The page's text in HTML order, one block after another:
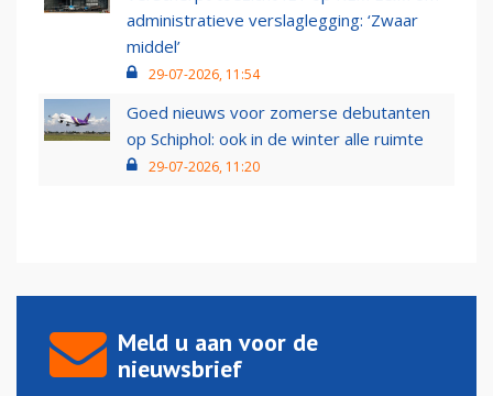
administratieve verslaglegging: ‘Zwaar
middel’
29-07-2026, 11:54
Goed nieuws voor zomerse debutanten
op Schiphol: ook in de winter alle ruimte
29-07-2026, 11:20
Meld u aan voor de
nieuwsbrief